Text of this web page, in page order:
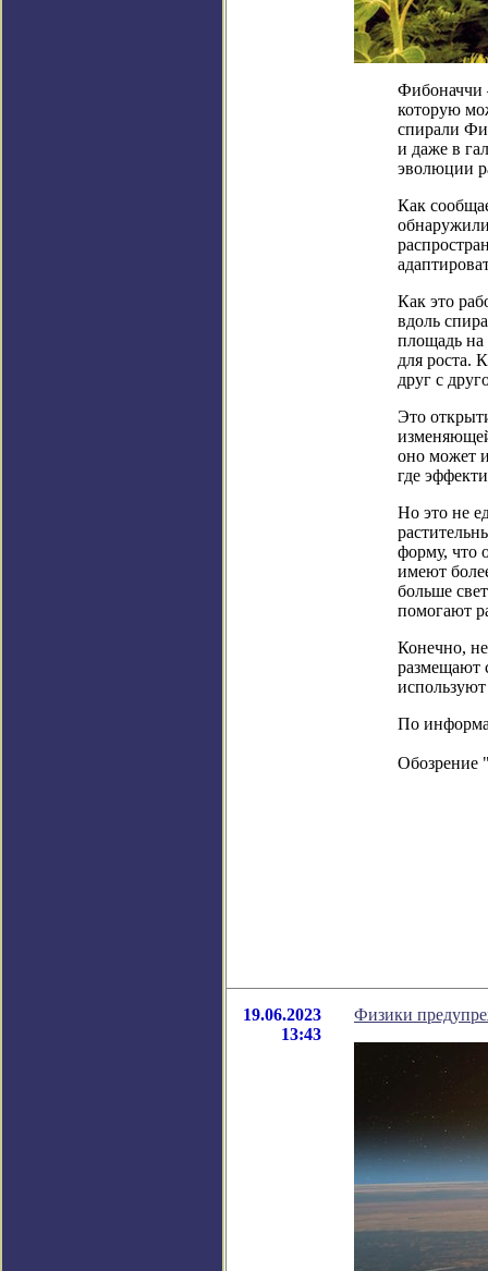
Фибоначчи
которую
спирали
и даже в
эволюции
Как
Как это
вдоль
площадь на
для роста.
друг с
Это
оно может
где
Но это не
форму, что
имеют
больше
помогают
Конечно,
размещают
По
Обозрение
19.06.2023
13:43
Физики